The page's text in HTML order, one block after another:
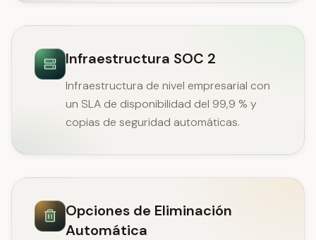
Infraestructura SOC 2
Infraestructura de nivel empresarial con
un SLA de disponibilidad del 99,9 % y
copias de seguridad automáticas.
Opciones de Eliminación
Automática